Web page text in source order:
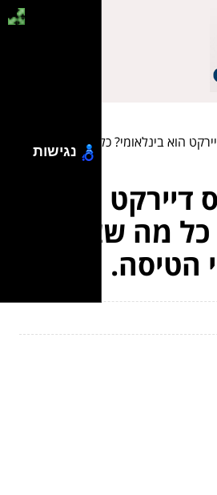
הוא בינלאומי? כל מה שצריך
הוא
כל מה שצריך
הטיסה.
נגישות